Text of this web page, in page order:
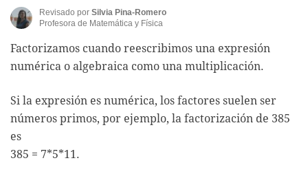
Revisado por Silvia Pina-Romero
Profesora de Matemática y Física
Factorizamos cuando reescribimos una expresión
numérica o algebraica como una multiplicación.
Si la expresión es numérica, los factores suelen ser
números primos, por ejemplo, la factorización de 385
es
385 = 7*5*11.